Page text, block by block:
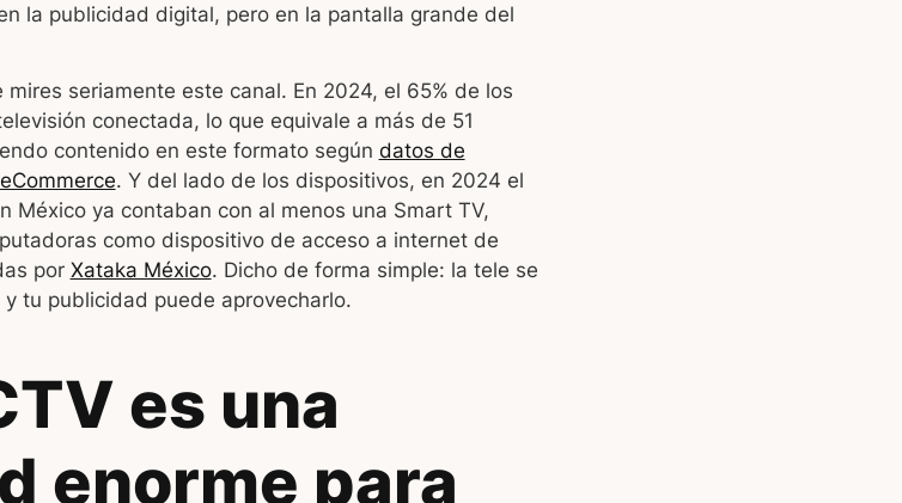
la publicidad digital, pero en la pantalla grande del
seriamente este canal. En 2024, el 65% de los
conectada, lo que equivale a más de 51
contenido en este formato según datos de
. Y del lado de los dispositivos, en 2024 el
México ya contaban con al menos una Smart TV,
como dispositivo de acceso a internet de
por Xataka México. Dicho de forma simple: la tele se
tu publicidad puede aprovecharlo.
es una
enorme para